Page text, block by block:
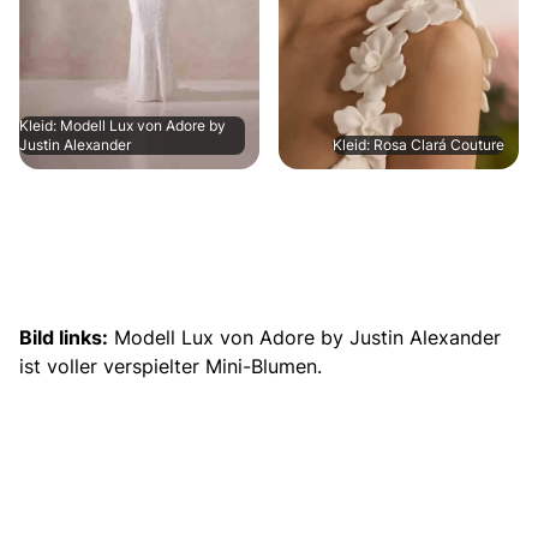
Kleid: Modell Lux von Adore by
Justin Alexander
Kleid: Rosa Clará Couture
Bild links: Modell Lux von Adore by Justin Alexander
ist voller verspielter Mini-Blumen.